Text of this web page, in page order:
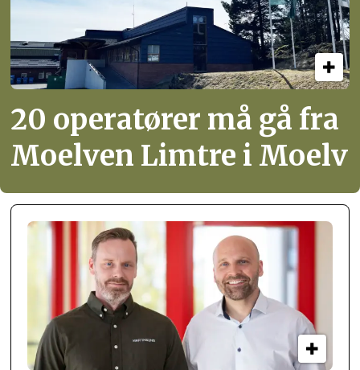
20 operatører må gå fra
Moelven Limtre i Moelv